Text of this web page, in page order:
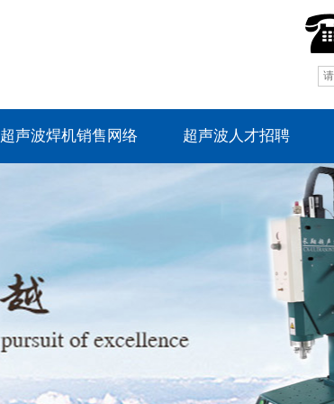
超声波焊机销售网络 超声波人才招聘